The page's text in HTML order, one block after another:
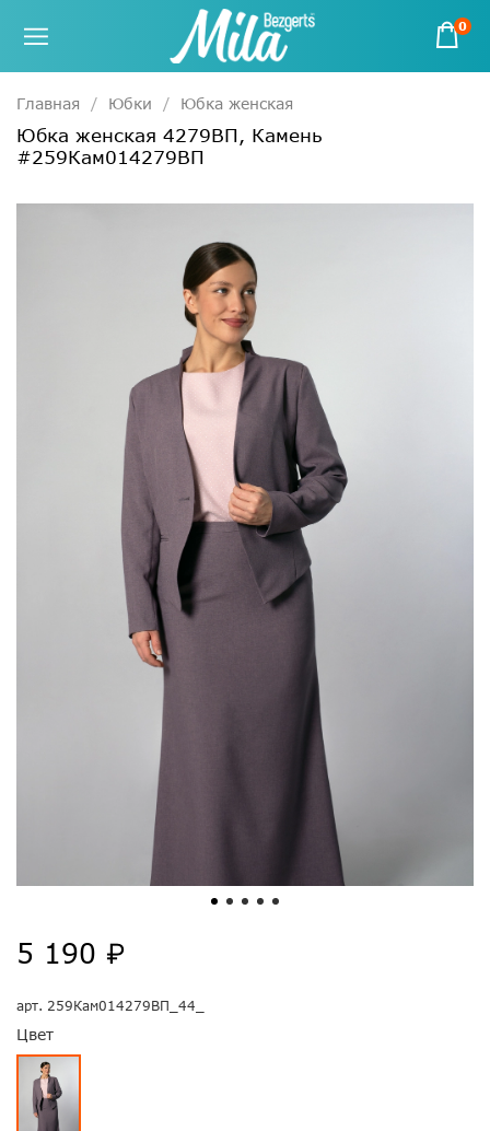
0
Главная Юбки Юбка женская
Юбка женская 4279ВП, Камень
#259Кам014279ВП
арт. 259Кам014279ВП_44_
Цвет
5 190 ₽